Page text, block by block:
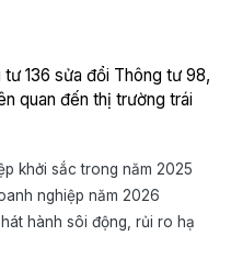
136 sửa đổi Thông tư 98,
quan đến thị trường trái
khởi sắc trong năm 2025
nghiệp năm 2026
hành sôi động, rủi ro hạ